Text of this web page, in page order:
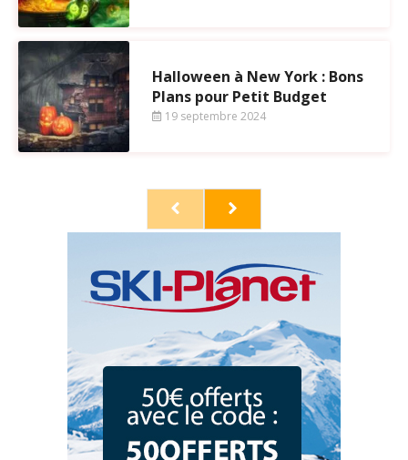
Halloween à New York : Bons
Plans pour Petit Budget
19 septembre 2024